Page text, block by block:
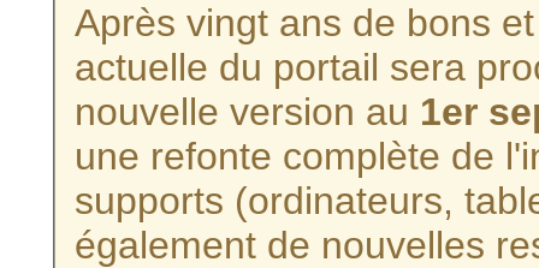
Après vingt ans de bons
actuelle du portail sera
nouvelle version au 1er
une refonte complète de
supports (ordinateurs,
également de nouvelles